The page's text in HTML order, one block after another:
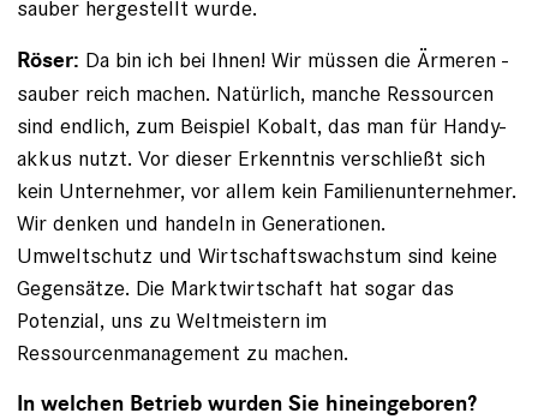
sauber hergestellt wurde.
Röser: Da bin ich bei Ihnen! Wir müssen die Ärmeren ­
sauber reich machen. Natürlich, manche Ressourcen
sind endlich, zum Beispiel Kobalt, das man für Handy­
akkus nutzt. Vor dieser Erkenntnis verschließt sich
kein ­Unternehmer, vor allem kein Familienunternehmer.
Wir ­denken und handeln in Generationen.
Umweltschutz und Wirtschaftswachstum sind keine
Gegensätze. Die Marktwirtschaft hat sogar das
Potenzial, uns zu Weltmeistern im
Ressourcenmanagement zu machen.
In welchen Betrieb wurden Sie hineingeboren?